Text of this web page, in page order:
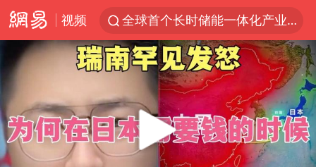
视频
全球首个长时储能一体化产业园量产
台风白海豚已进入24小时警戒线
中国女篮70-67险胜尼日利亚女篮
四川宜宾高县4.9级地震致1死
名创优品回应女子吐槽内裤质量差